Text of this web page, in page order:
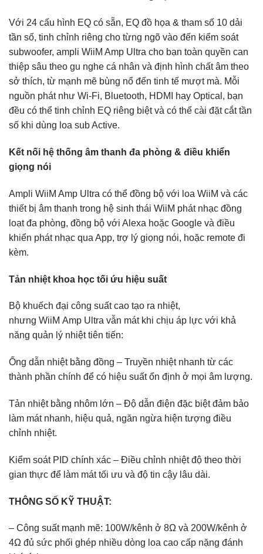
Với 24 cấu hình EQ có sẵn, EQ đồ họa & tham số 10 dải
tần số, tinh chỉnh riêng cho từng ngõ vào đến kiểm soát
subwoofer, ampli WiiM Amp Ultra cho bạn toàn quyền can
thiệp sâu theo gu nghe cá nhân và định hình chất âm theo
sở thích, từ mạnh mẽ bùng nổ đến tinh tế mượt mà. Mỗi
nguồn phát như Wi-Fi, Bluetooth, HDMI hay Optical, bạn
đều có thể tinh chỉnh EQ riêng biệt và có thể cài đặt cắt tần
số khi dùng loa sub Active.
Kết nối hệ thống âm thanh đa phòng & điều khiển
giọng nói
Ampli WiiM Amp Ultra có thể đồng bộ với loa WiiM và các
thiết bị âm thanh trong hệ sinh thái WiiM phát nhạc đồng
loạt đa phòng, đồng bộ với Alexa hoặc Google và điều
khiển phát nhạc qua App, trợ lý giọng nói, hoặc remote đi
kèm.
Tản nhiệt khoa học tối ứu hiệu suất
Bộ khuếch đại công suất cao tạo ra nhiệt,
nhưng WiiM Amp Ultra vẫn mát khi chịu áp lực với khả
năng quản lý nhiệt tiên tiến:
Ống dẫn nhiệt bằng đồng – Truyền nhiệt nhanh từ các
thành phần chính để có hiệu suất ổn định ở mọi âm lượng.
Tản nhiệt bằng nhôm lớn – Độ dẫn điện đặc biệt đảm bảo
làm mát nhanh, hiệu quả, ngăn ngừa hiện tượng điều
chỉnh nhiệt.
Kiểm soát PID chính xác – Điều chỉnh nhiệt độ theo thời
gian thực để làm mát tối ưu và độ tin cậy lâu dài.
THÔNG SỐ KỸ THUẬT:
– Công suất mạnh mẽ: 100W/kênh ở 8Ω và 200W/kênh ở
4Ω đủ sức phối ghép nhiều dòng loa cao cấp nặng đánh